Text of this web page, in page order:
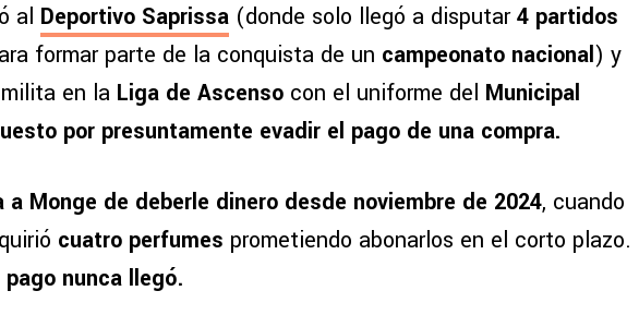
al Deportivo Saprissa (donde solo llegó a disputar4 partidos
formar parte de la conquista de un campeonato nacional) y
en la Liga de Ascenso con el uniforme del Municipal
por presuntamente evadir el pago de una compra.
a Monge de deberle dinero desde noviembre de 2024, cuando
cuatro perfumes prometiendo abonarlos en el corto plazo.
pago nunca llegó.